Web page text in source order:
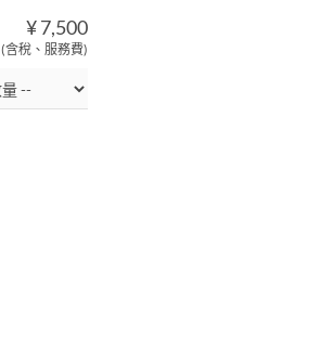
¥ 7,500
(含稅、服務費)